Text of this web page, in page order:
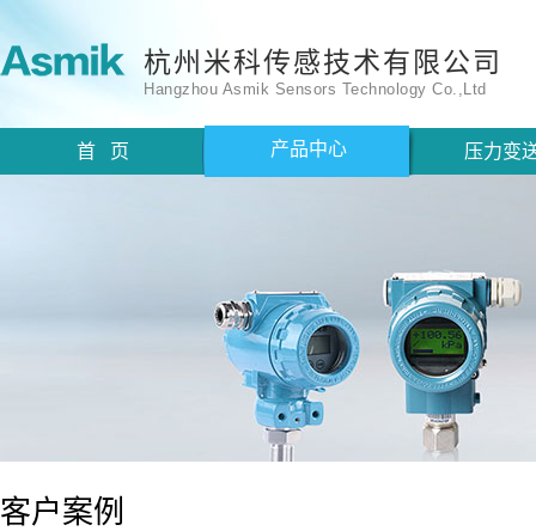
杭州米科传感技术有限公司
Hangzhou Asmik Sensors Technology Co.,Ltd
首 页 产品中心 压力变
客户案例